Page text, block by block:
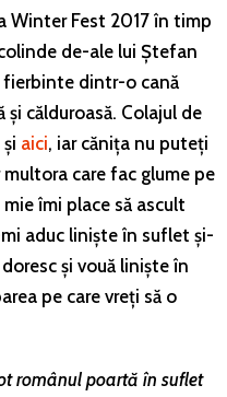
Winter Fest 2017 în timp
de-ale lui Ștefan
fierbinte dintr-o cană
călduroasă. Colajul de
și aici, iar cănița nu puteți
care fac glume pe
îmi place să ascult
aduc liniște în suflet și-
și vouă liniște în
pe care vreți să o
românul poartă în suflet